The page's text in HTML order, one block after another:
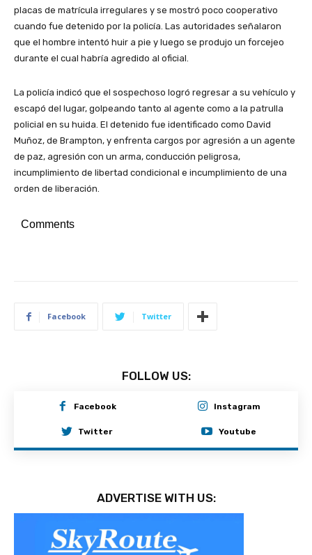
placas de matrícula irregulares y se mostró poco cooperativo
cuando fue detenido por la policía. Las autoridades señalaron
que el hombre intentó huir a pie y luego se produjo un forcejeo
durante el cual habría agredido al oficial.
La policía indicó que el sospechoso logró regresar a su vehículo y
escapó del lugar, golpeando tanto al agente como a la patrulla
policial en su huida. El detenido fue identificado como David
Muñoz, de Brampton, y enfrenta cargos por agresión a un agente
de paz, agresión con un arma, conducción peligrosa,
incumplimiento de libertad condicional e incumplimiento de una
orden de liberación.
Comments
Facebook Twitter
FOLLOW US:
Facebook Instagram
Twitter Youtube
ADVERTISE WITH US: